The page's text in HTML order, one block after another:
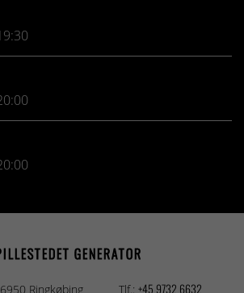
GENERATOR
Ringkøbing Tlf.: +45 9732 6632